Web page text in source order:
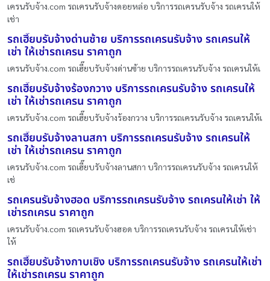
เครนรับจ้าง.com รถเครนรับจ้างดอยหล่อ บริการรถเครนรับจ้าง รถเครนให้
เช่า
รถเฮี๊ยบรับจ้างด่านซ้าย บริการรถเครนรับจ้าง รถเครนให้
เช่า ให้เช่ารถเครน ราคาถูก
เครนรับจ้าง.com รถเฮี๊ยบรับจ้างด่านซ้าย บริการรถเครนรับจ้าง รถเครนให้เ
รถเฮี๊ยบรับจ้างร้องกวาง บริการรถเครนรับจ้าง รถเครนให้
เช่า ให้เช่ารถเครน ราคาถูก
เครนรับจ้าง.com รถเฮี๊ยบรับจ้างร้องกวาง บริการรถเครนรับจ้าง รถเครนให้เ
รถเฮี๊ยบรับจ้างลานสกา บริการรถเครนรับจ้าง รถเครนให้
เช่า ให้เช่ารถเครน ราคาถูก
เครนรับจ้าง.com รถเฮี๊ยบรับจ้างลานสกา บริการรถเครนรับจ้าง รถเครนให้
เช่
รถเครนรับจ้างฮอด บริการรถเครนรับจ้าง รถเครนให้เช่า ให้
เช่ารถเครน ราคาถูก
เครนรับจ้าง.com รถเครนรับจ้างฮอด บริการรถเครนรับจ้าง รถเครนให้เช่า
ให้
รถเฮี๊ยบรับจ้างกาบเชิง บริการรถเครนรับจ้าง รถเครนให้เช่า
ให้เช่ารถเครน ราคาถูก